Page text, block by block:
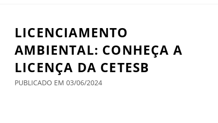
LICENCIAMENTO
AMBIENTAL: CONHEÇA A
LICENÇA DA CETESB
PUBLICADO EM 03/06/2024